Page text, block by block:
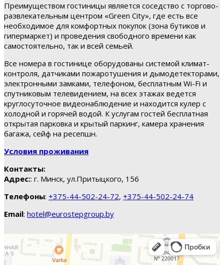
Преимуществом гостиницы является соседство с торгово-
развлекательным центром «Green City», где есть все
необходимое для комфортных покупок (зона бутиков и
гипермаркет) и проведения свободного времени как
самостоятельно, так и всей семьей.
Все номера в гостинице оборудованы системой климат-
контроля, датчиками пожаротушения и дымодетекторами,
электронными замками, телефоном, бесплатным Wi-Fi и
спутниковым телевидением, на всех этажах ведется
круглосуточное видеонаблюдение и находится кулер с
холодной и горячей водой. К услугам гостей бесплатная
открытая парковка и крытый паркинг, камера хранения
багажа, сейф на ресепшн.
Условия проживания
Контакты:
Адрес:: г. Минск, ул.Притыцкого, 156
Телефоны: +375-44-502-24-72, +375-44-502-24-74
Email: hotel@eurostepgroup.by